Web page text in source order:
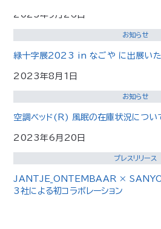
2023年9月26日
お知らせ
緑十字展2023 in なごや に出展いた
2023年8月1日
お知らせ
空調ベッド(R) 風眠の在庫状況につい
2023年6月20日
プレスリリース
JANTJE_ONTEMBAAR ×
3社による初コラボレーション